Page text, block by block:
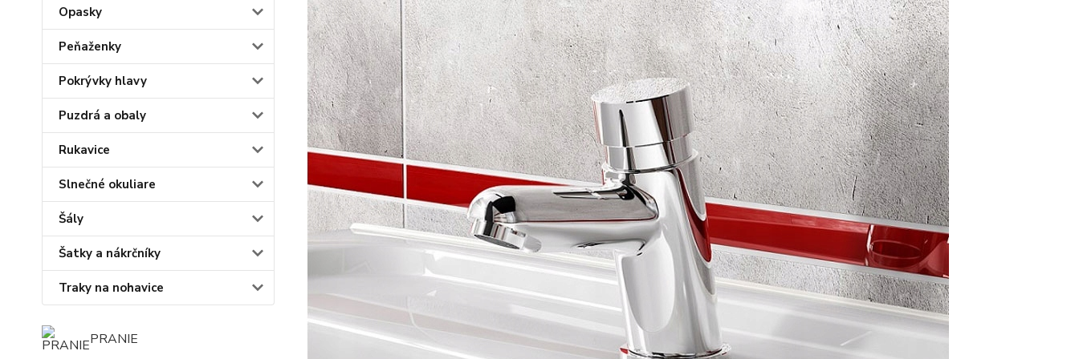
Opasky
Peňaženky
Pokrývky hlavy
Puzdrá a obaly
Rukavice
Slnečné okuliare
Šály
Šatky a nákrčníky
Traky na nohavice
PRANIE